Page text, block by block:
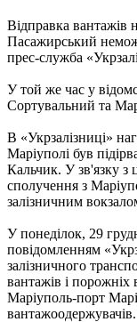
Відправка вантажів
Пасажирський
прес-служба
У той же час у
Сортувальний та
В «Укрзалізниці»
Маріуполі був
Кальчик. У зв'язку з
сполучення з
залізничним
У понеділок, 29
повідомленням
залізничного
вантажів і порожніх
Маріуполь-порт
вантажоодержувачів.